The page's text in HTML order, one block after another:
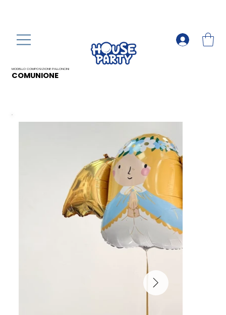
MODELLO COMPOSIZIONE PALLONCINI
COMUNIONE